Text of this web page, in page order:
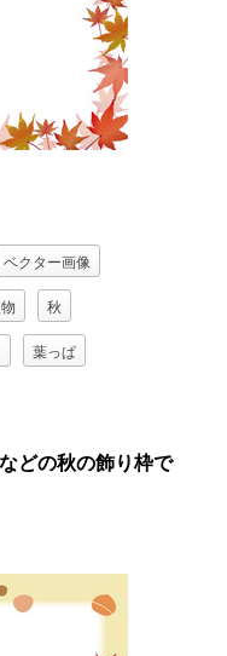
ベクター画像
秋
葉っぱ
どの秋の飾り枠で